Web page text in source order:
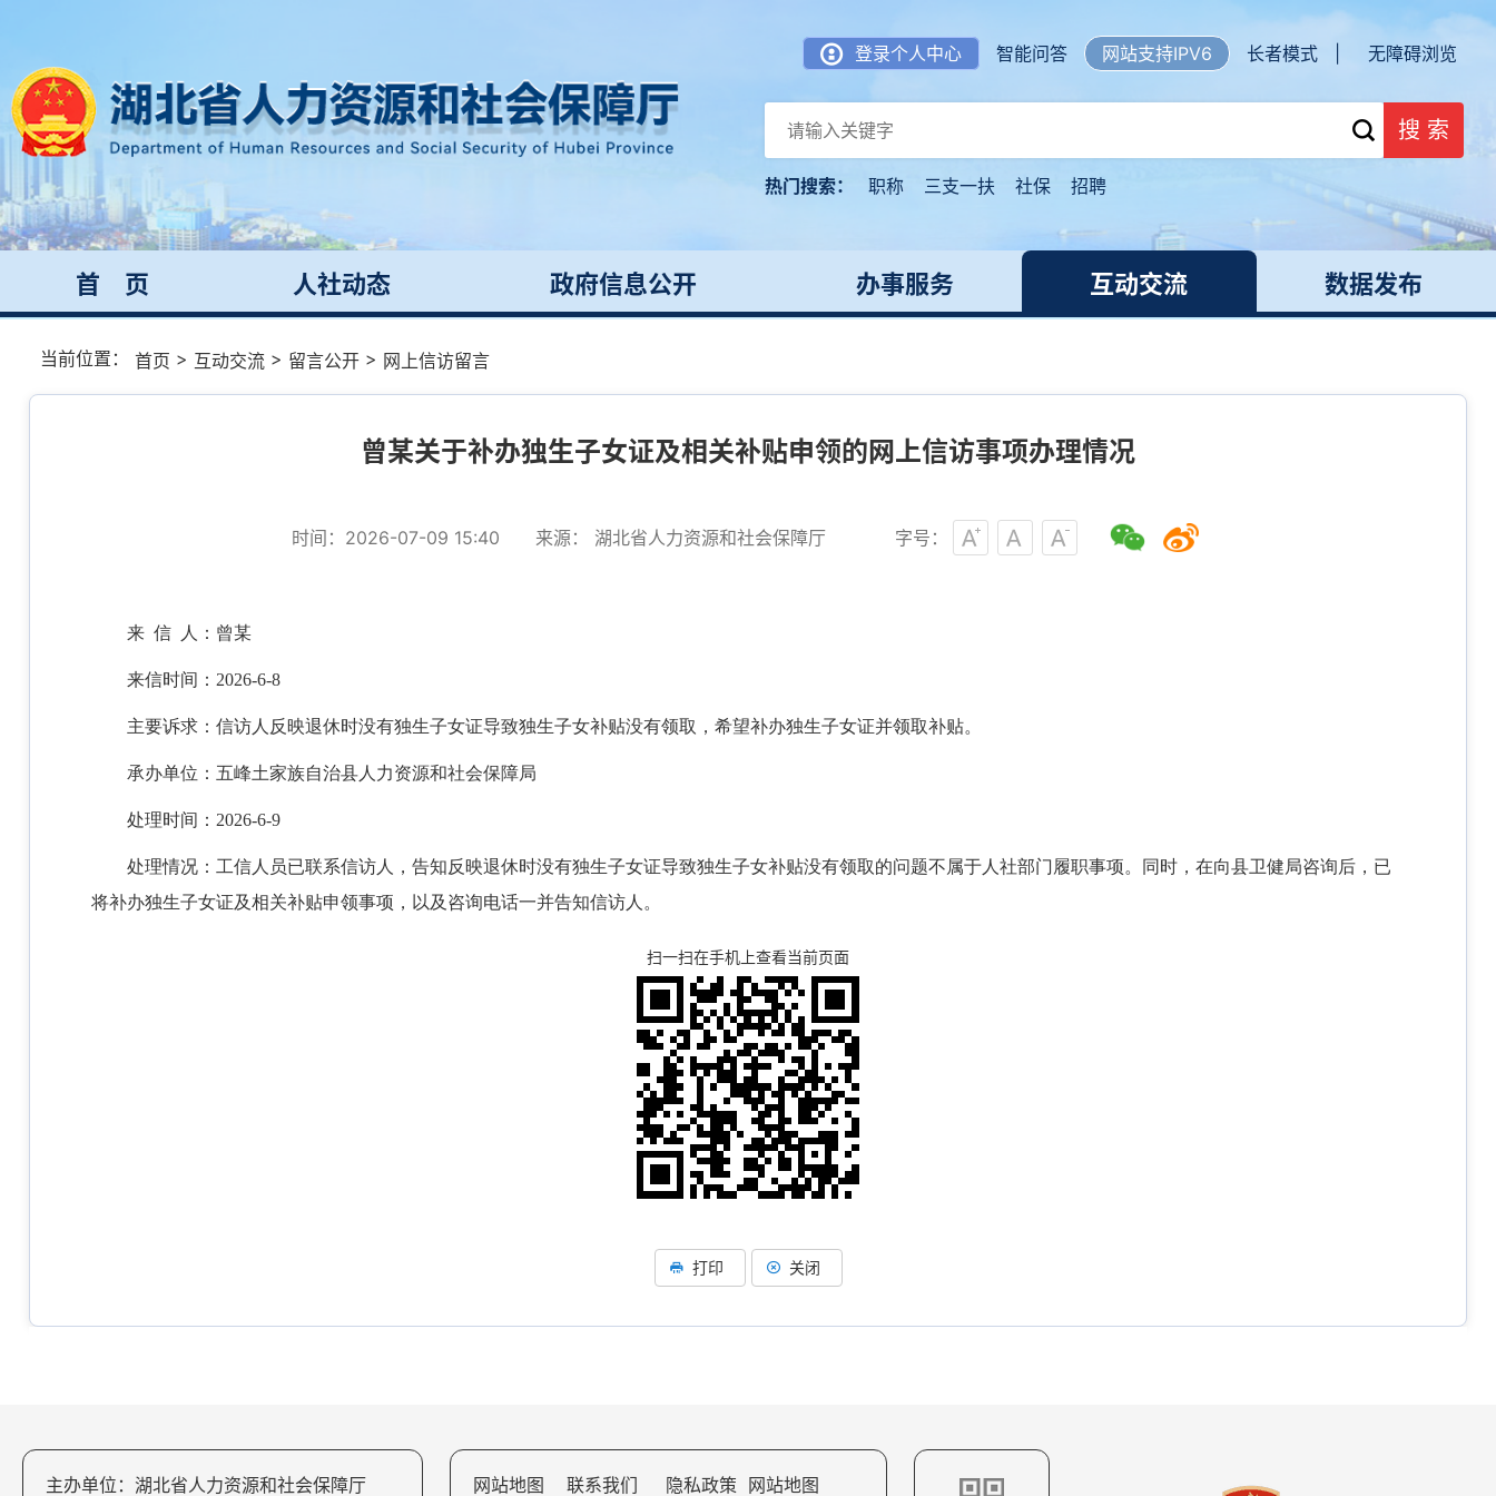
登录个人中心 智能问答 网站支持IPV6 长者模式 | 无障碍浏览
搜 索
热门搜索： 职称 三支一扶 社保 招聘
首 页 人社动态 政府信息公开 办事服务 互动交流 数据发布
当前位置： 首页 > 互动交流 > 留言公开 > 网上信访留言
曾某关于补办独生子女证及相关补贴申领的网上信访事项办理情况
时间：2026-07-09 15:40 来源： 湖北省人力资源和社会保障厅 字号：
来 信 人： 曾某
来信时间： 2026-6-8
主要诉求： 信访人反映退休时没有独生子女证导致独生子女补贴没有领取，希望补办独生子女证并领取补贴。
承办单位： 五峰土家族自治县人力资源和社会保障局
处理时间： 2026-6-9
处理情况 ： 工信人员已联系信访人，告知反映退休时没有独生子女证导致独生子女补贴没有领取的问题不属于人社部门履职事项。同时，在向县卫健局咨询后，已
将补办独生子女证及相关补贴申领事项，以及咨询电话一并告知信访人。
扫一扫在手机上查看当前页面
打印 关闭
主办单位：湖北省人力资源和社会保障厅 网站地图 联系我们 隐私政策 网站地图